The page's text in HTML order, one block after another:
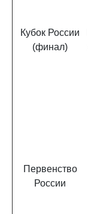
Кубок России
(финал)
Первенство
России